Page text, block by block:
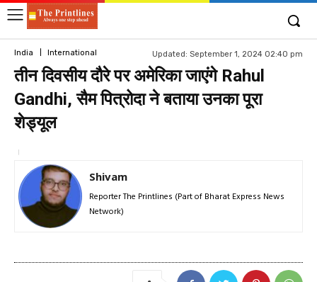
India International Updated: September 1, 2024 02:40 pm
तीन दिवसीय दौरे पर अमेरिका जाएंगे Rahul
Gandhi, सैम पित्रोदा ने बताया उनका पूरा
शेड्यूल
Shivam
Reporter The Printlines (Part of Bharat Express News
Network)